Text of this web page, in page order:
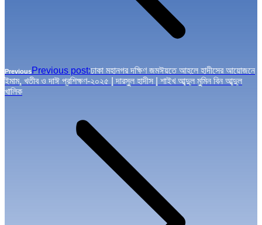
PreviousPrevious post:ঢাকা মহানগর দক্ষিণ জমঈয়তে আহলে হাদীসের আয়োজনে
ইমাম, খতীব ও দাঈ প্রশিক্ষণ-২০২৫ | দারসুল হাদীস | শাইখ আব্দুল মুমিন বিন আব্দুল
খালিক